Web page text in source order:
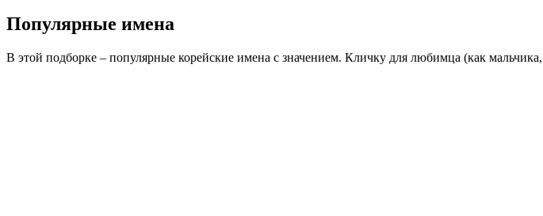
Популярные имена
В этой подборке – популярные корейские имена с значением. Кличку для любимца (как